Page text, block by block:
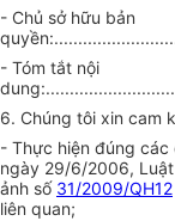
- Chủ sở hữu bản
- Tóm tắt nội
6. Chúng tôi xin cam
- Thực hiện đúng
ngày 29/6/2006,
ảnh số 31/2009/QH12
liên quan;